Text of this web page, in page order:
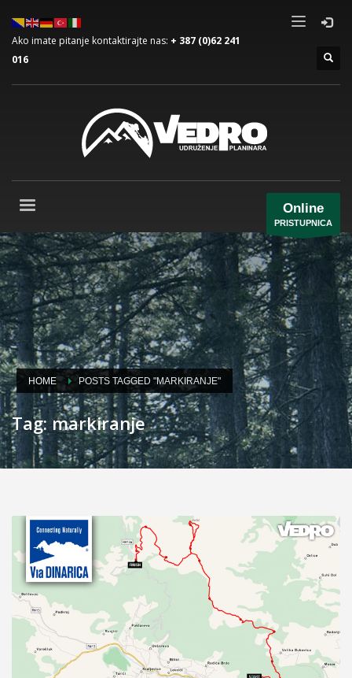
Ako imate pitanje kontaktirajte nas: + 387 (0)62 241
016
Online
PRISTUPNICA
HOME POSTS TAGGED "MARKIRANJE"
Tag: markiranje